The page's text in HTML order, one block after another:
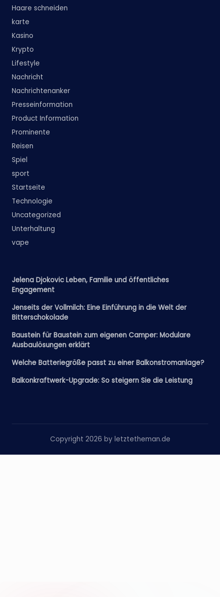
Haare schneiden
karte
Kasino
Krypto
Lifestyle
Nachricht
Nachrichtenanker
Presseinformation
Product Information
Prominente
Reisen
Spiel
sport
Startseite
Technologie
Uncategorized
Unterhaltung
vape
Jelena Djokovic Leben, Familie und öffentliches
Engagement
Jenseits der Vollmilch: Eine Einführung in die Welt der
Bitterschokolade
Baustein für Baustein zum eigenen Camper: Modulare
Ausbaulösungen erklärt
Welche Batteriegröße passt zu einer Balkonstromanlage?
Balkonkraftwerk-Upgrade: So steigern Sie die Leistung
Copyright 2026 by letztetheman.de